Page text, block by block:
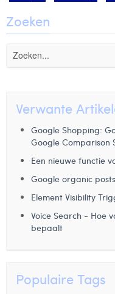
Zoeken
Verwante
Google Shopping:
Google Comparison
Een nieuwe functie
Google organic
Element Visibility
Voice Search - Hoe
bepaalt
Populaire Tags